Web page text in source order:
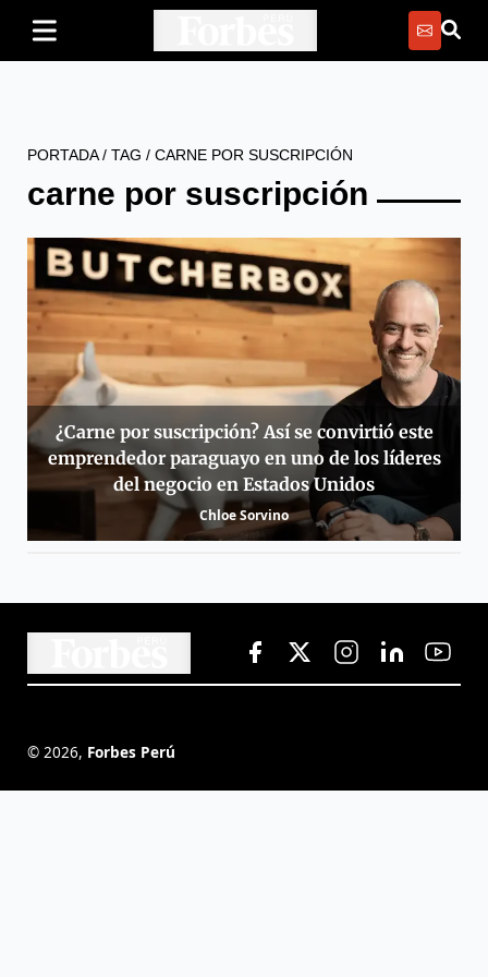
PORTADA/ TAG / CARNE POR SUSCRIPCIÓN
carne por suscripción
¿Carne por suscripción? Así se convirtió este
emprendedor paraguayo en uno de los líderes
del negocio en Estados Unidos
Chloe Sorvino
© 2026, Forbes Perú